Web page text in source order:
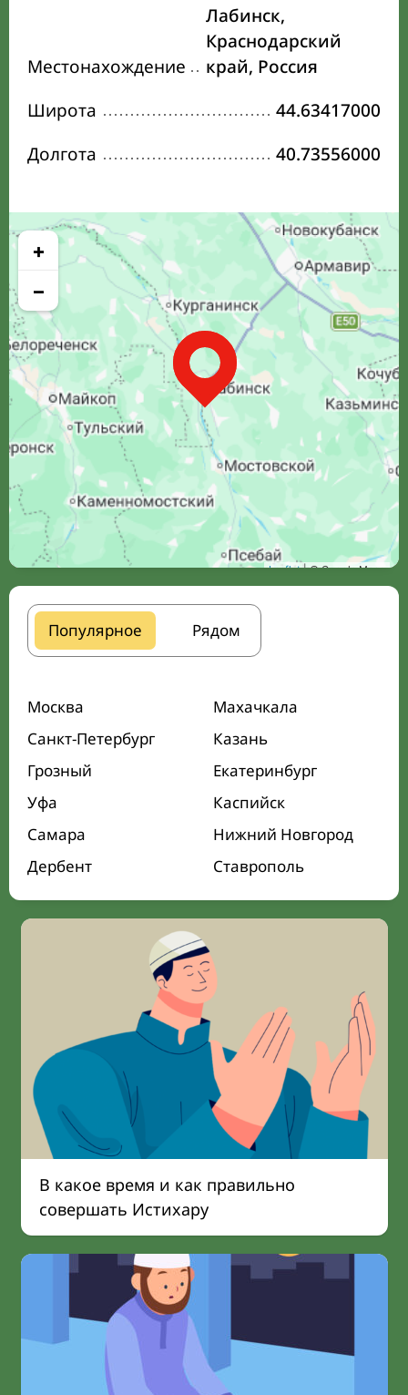
Местонахождение
Лабинск,
Краснодарский
край, Россия
Широта
44.63417000
Долгота
40.73556000
+
−
Leaflet| © Google Maps
Популярное Рядом
Москва
Махачкала
Санкт-Петербург
Казань
Грозный
Екатеринбург
Уфа
Каспийск
Самара
Нижний Новгород
Дербент
Ставрополь
В какое время и как правильно
совершать Истихару